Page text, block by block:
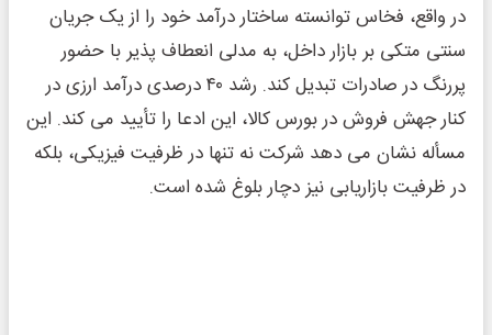
در واقع، فخاس توانسته ساختار درآمد خود را از یک جریان
سنتی متکی بر بازار داخل، به مدلی انعطاف‌ پذیر با حضور
پررنگ در صادرات تبدیل کند. رشد ۴۰ درصدی درآمد ارزی در
کنار جهش فروش در بورس کالا، این ادعا را تأیید می ‌کند. این
مسأله نشان می ‌دهد شرکت نه‌ تنها در ظرفیت فیزیکی، بلکه
در ظرفیت بازاریابی نیز دچار بلوغ شده است.